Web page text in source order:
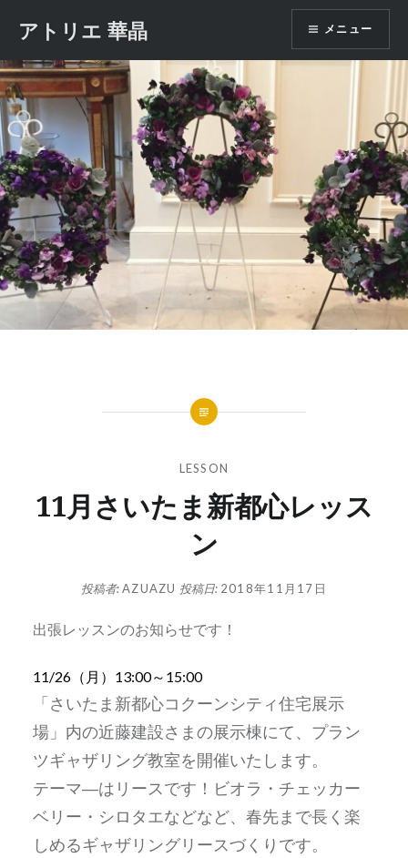
テ
ン
ツ
へ
ス
キ
ッ
プ
アトリエ 華晶 メニュー
LESSON
11月さいたま新都心レッス
ン
投稿者:AZUAZU 投稿日: 2018年11月17日
出張レッスンのお知らせです！
11/26（月）13:00～15:00
「さいたま新都心コクーンシティ住宅展示
場」内の近藤建設さまの展示棟にて、プラン
ツギャザリング教室を開催いたします。
テーマ―はリースです！ビオラ・チェッカー
ベリー・シロタエなどなど、春先まで長く楽
しめるギャザリングリースづくりです。